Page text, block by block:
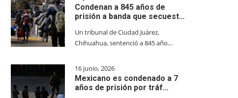
Condenan a 845 años de
prisión a banda que secuest…
Un tribunal de Ciudad Juárez,
Chihuahua, sentenció a 845 año…
16 junio, 2026
Mexicano es condenado a 7
años de prisión por tráf…